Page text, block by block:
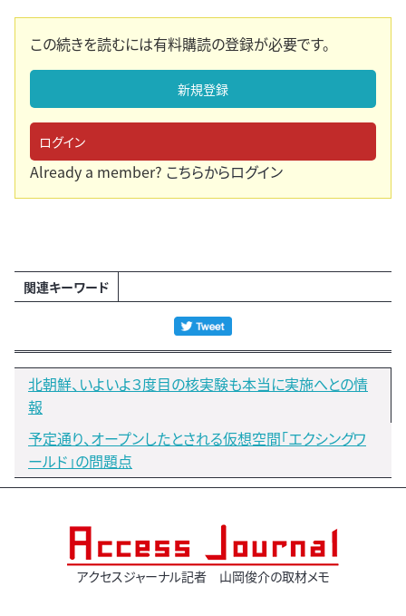
この続きを読むには有料購読の登録が必要です。
新規登録
ログイン
Already a member? こちらからログイン
関連キーワード
北朝鮮、いよいよ３度目の核実験も本当に実施へとの情
報
予定通り、オープンしたとされる仮想空間「エクシングワ
ールド」の問題点
アクセスジャーナル記者 山岡俊介の取材メモ